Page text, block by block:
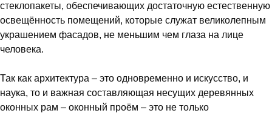
стеклопакеты, обеспечивающих достаточную естественную
освещённость помещений, которые служат великолепным
украшением фасадов, не меньшим чем глаза на лице
человека.
Так как архитектура – это одновременно и искусство, и
наука, то и важная составляющая несущих деревянных
оконных рам – оконный проём – это не только